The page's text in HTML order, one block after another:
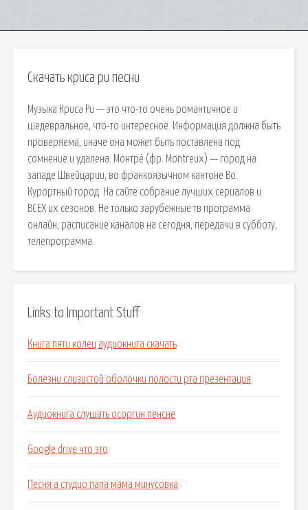
Скачать криса ри песни
Музыка Криса Ри — это что-то очень романтичное и
шедевральное, что-то интересное. Информация должна быть
проверяема, иначе она может быть поставлена под
сомнение и удалена. Монтрё (фр. Montreux) — город на
западе Швейцарии, во франкоязычном кантоне Во.
Курортный город. На сайте собрание лучших сериалов и
ВСЕХ их сезонов. Не только зарубежные тв программа
онлайн, расписание каналов на сегодня, передачи в субботу,
телепрограмма.
Links to Important Stuff
Книга пяти колец аудиокнига скачать
Болезни слизистой оболочки полости рта презентация
Аудиокнига слушать осоргин пенсне
Google drive что это
Песня а студио папа мама минусовка